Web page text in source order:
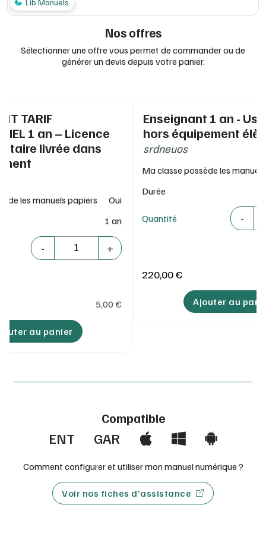
Lib Manuels
Nos offres
Sélectionner une offre vous permet de commander ou de
générer un devis depuis votre panier.
TARIF
1 an – Licence
livrée dans
les manuels papiers
Oui
1 an
-
Quantité
+
5,00 €
au panier
Enseignant 1 an -
hors équipement
srdneuos
Ma classe possède les
Durée
Quantité -
Quantité
220,00 €
Ajouter au
Compatible
ENT GAR
Comment configurer et utiliser mon manuel numérique ?
Voir nos fiches d’assistance